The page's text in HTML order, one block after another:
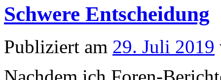
Schwere Entscheidung
Publiziert am 29. Juli 2019